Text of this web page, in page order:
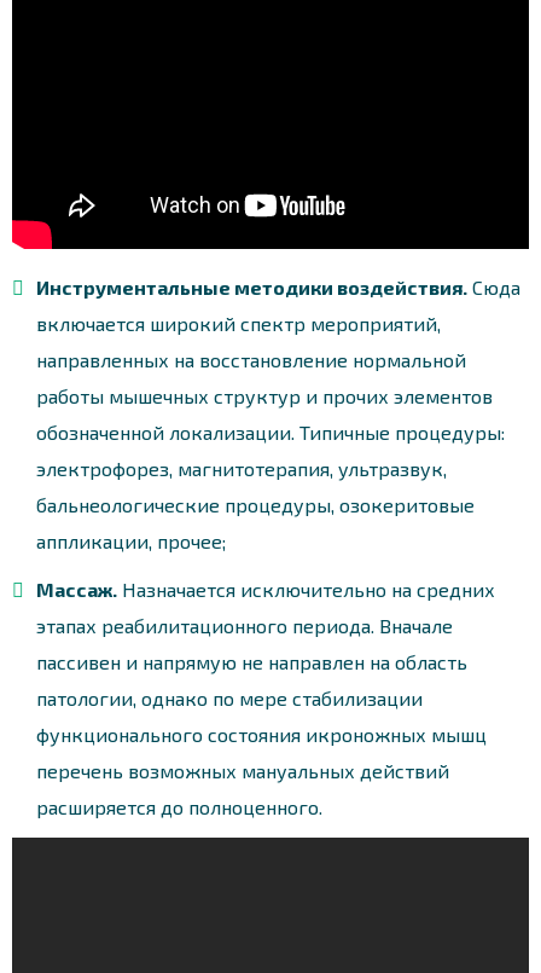
Инструментальные методики воздействия. Сюда
включается широкий спектр мероприятий,
направленных на восстановление нормальной
работы мышечных структур и прочих элементов
обозначенной локализации. Типичные процедуры:
электрофорез, магнитотерапия, ультразвук,
бальнеологические процедуры, озокеритовые
аппликации, прочее;
Массаж. Назначается исключительно на средних
этапах реабилитационного периода. Вначале
пассивен и напрямую не направлен на область
патологии, однако по мере стабилизации
функционального состояния икроножных мышц
перечень возможных мануальных действий
расширяется до полноценного.